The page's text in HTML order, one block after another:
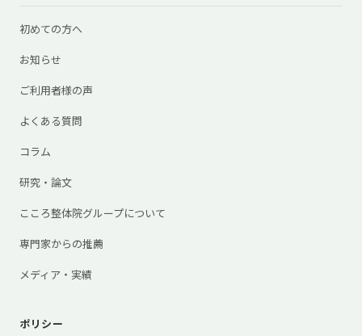
初めての方へ
お知らせ
ご利用者様の声
よくある質問
コラム
研究・論文
こころ整体院グループについて
専門家からの推薦
メディア・実績
ポリシー